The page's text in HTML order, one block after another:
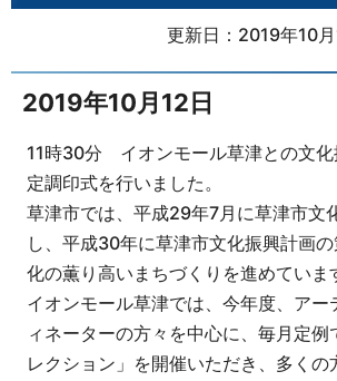
更新日：2019年10
2019年10月12日
11時30分 イオンモール草津との文化
定調印式を行いました。
草津市では、平成29年7月に草津市文
し、平成30年に草津市文化振興計画
化の薫り高いまちづくりを進めていま
イオンモール草津では、今年度、アー
ィネーターの方々を中心に、毎月定例
レクション」を開催いただき、多くの